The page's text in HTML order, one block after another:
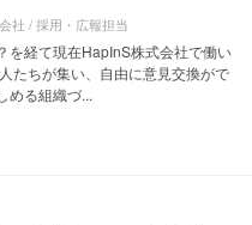
社 / 採用・広報担当
を経て現在HapInS株式会社で働い
たちが集い、自由に意見交換がで
める組織づ...